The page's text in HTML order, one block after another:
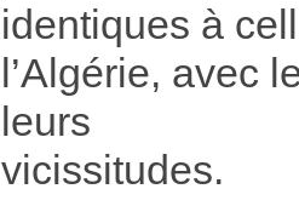
identiques à
l’Algérie, avec
leurs
vicissitudes.